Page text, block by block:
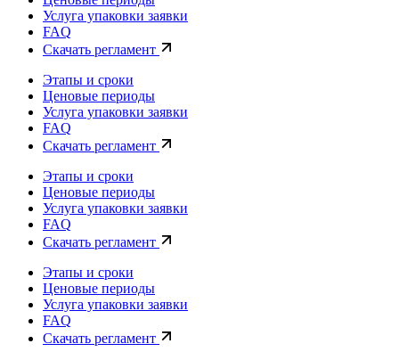
Услуга упаковки заявки
FAQ
Скачать регламент
Этапы и сроки
Ценовые периоды
Услуга упаковки заявки
FAQ
Скачать регламент
Этапы и сроки
Ценовые периоды
Услуга упаковки заявки
FAQ
Скачать регламент
Этапы и сроки
Ценовые периоды
Услуга упаковки заявки
FAQ
Скачать регламент